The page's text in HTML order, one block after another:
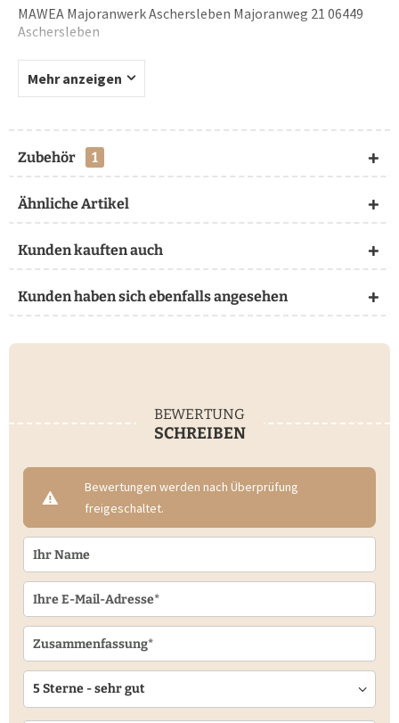
MAWEA Majoranwerk Aschersleben Majoranweg 21 06449
Aschersleben
Mehr anzeigen
Zubehör 1
Ähnliche Artikel
Kunden kauften auch
Kunden haben sich ebenfalls angesehen
BEWERTUNG
SCHREIBEN
Bewertungen werden nach Überprüfung
freigeschaltet.